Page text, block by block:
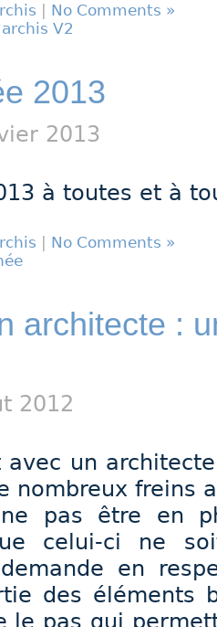
No Comments »
V2
2013
2013
à toutes et à
No Comments »
architecte :
2012
avec un
nombreux freins
pas être en
celui-ci ne
en
des éléments
le pas qui